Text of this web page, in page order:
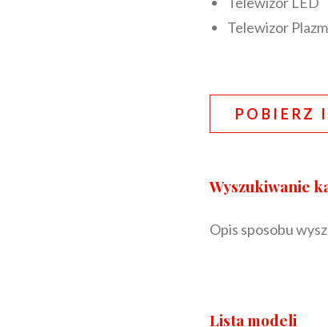
Telewizor
POBIERZ
Wyszukiwanie
Opis sposobu
Lista modeli